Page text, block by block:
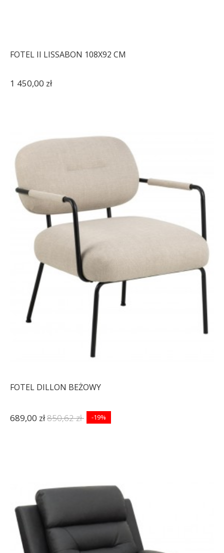
FOTEL II LISSABON 108X92 CM
1 450,00 zł
FOTEL DILLON BEŻOWY
689,00 zł850,62 zł -19%